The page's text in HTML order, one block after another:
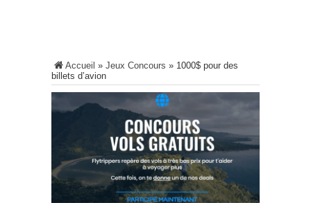
Accueil » Jeux Concours » 1000$ pour des
billets d’avion